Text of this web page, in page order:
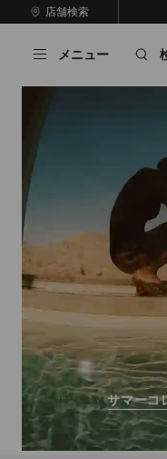
ン
店舗検索
イ
メニュー
サマーコ